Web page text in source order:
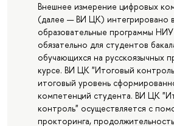
Внешнее измерение цифровых
(далее — ВИ ЦК) интегрировано
образовательные программы
обязательно для студентов
обучающихся на русскоязычных
курсе. ВИ ЦК "Итоговый
итоговый уровень
компетенций студента. ВИ ЦК
контроль" осуществляется с
прокторинга,